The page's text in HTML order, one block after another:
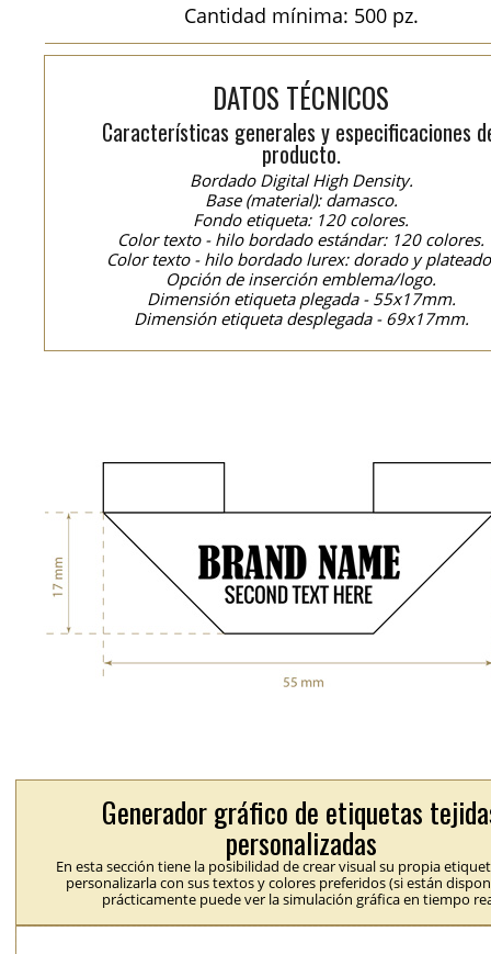
Cantidad mínima: 500 pz.
DATOS TÉCNICOS
Características generales y especificaciones
producto.
Bordado Digital High Density.
Base (material): damasco.
Fondo etiqueta: 120 colores.
Color texto - hilo bordado estándar: 120 colores.
Color texto - hilo bordado lurex: dorado y
Opción de inserción emblema/logo.
Dimensión etiqueta plegada - 55x17mm.
Dimensión etiqueta desplegada - 69x17mm.
Generador gráfico de etiquetas
personalizadas
En esta sección tiene la posibilidad de crear visual su propia
personalizarla con sus textos y colores preferidos (si están
prácticamente puede ver la simulación gráfica en tiempo